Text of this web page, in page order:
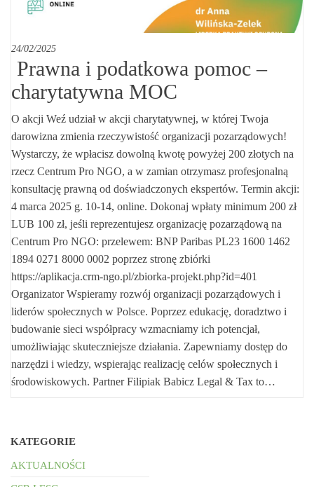
24/02/2025
Prawna i podatkowa pomoc –
charytatywna MOC
O akcji Weź udział w akcji charytatywnej, w której Twoja
darowizna zmienia rzeczywistość organizacji pozarządowych!
Wystarczy, że wpłacisz dowolną kwotę powyżej 200 złotych na
rzecz Centrum Pro NGO, a w zamian otrzymasz profesjonalną
konsultację prawną od doświadczonych ekspertów. Termin akcji:
4 marca 2025 g. 10-14, online. Dokonaj wpłaty minimum 200 zł
LUB 100 zł, jeśli reprezentujesz organizację pozarządową na
Centrum Pro NGO: przelewem: BNP Paribas PL23 1600 1462
1894 0271 8000 0002 poprzez stronę zbiórki
https://aplikacja.crm-ngo.pl/zbiorka-projekt.php?id=401
Organizator Wspieramy rozwój organizacji pozarządowych i
liderów społecznych w Polsce. Poprzez edukację, doradztwo i
budowanie sieci współpracy wzmacniamy ich potencjał,
umożliwiając skuteczniejsze działania. Zapewniamy dostęp do
narzędzi i wiedzy, wspierając realizację celów społecznych i
środowiskowych. Partner Filipiak Babicz Legal & Tax to…
KATEGORIE
AKTUALNOŚCI